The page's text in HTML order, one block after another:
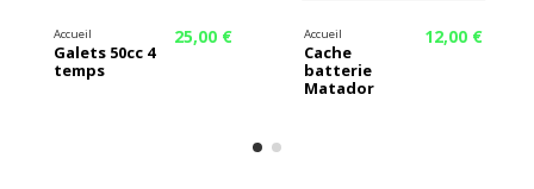
Accueil
Galets 50cc 4
temps
25,00 € Accueil
Cache
batterie
Matador
12,00 €